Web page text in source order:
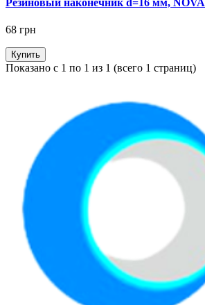
Резиновый наконечник d=16 мм, NOVA
68 грн
Купить
Показано с 1 по 1 из 1 (всего 1 страниц)